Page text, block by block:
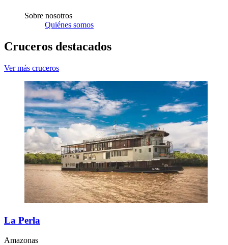
Sobre nosotros
Quiénes somos
Cruceros destacados
Ver más cruceros
La Perla
Amazonas